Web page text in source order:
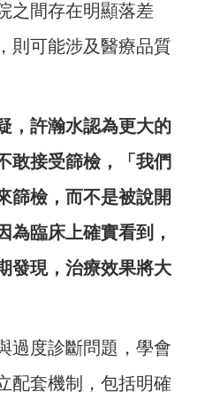
之間存在明顯落差
則可能涉及醫療品質
，許瀚水認為更大的
敢接受篩檢，「我們
篩檢，而不是被說開
為臨床上確實看到，
發現，治療效果將大
過度診斷問題，學會
配套機制，包括明確